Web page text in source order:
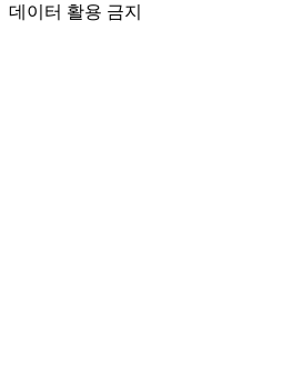
데이터 활용 금지